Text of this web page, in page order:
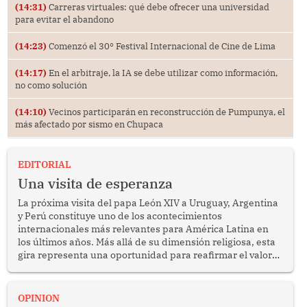
(14:31) Carreras virtuales: qué debe ofrecer una universidad
para evitar el abandono
(14:23) Comenzó el 30° Festival Internacional de Cine de Lima
(14:17) En el arbitraje, la IA se debe utilizar como información,
no como solución
(14:10) Vecinos participarán en reconstrucción de Pumpunya, el
más afectado por sismo en Chupaca
EDITORIAL
Una visita de esperanza
La próxima visita del papa León XIV a Uruguay, Argentina
y Perú constituye uno de los acontecimientos
internacionales más relevantes para América Latina en
los últimos años. Más allá de su dimensión religiosa, esta
gira representa una oportunidad para reafirmar el valor
enfrenta desafíos en materia de desarrollo, cohesión
OPINION